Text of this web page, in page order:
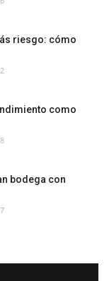
riesgo: cómo
como
bodega con